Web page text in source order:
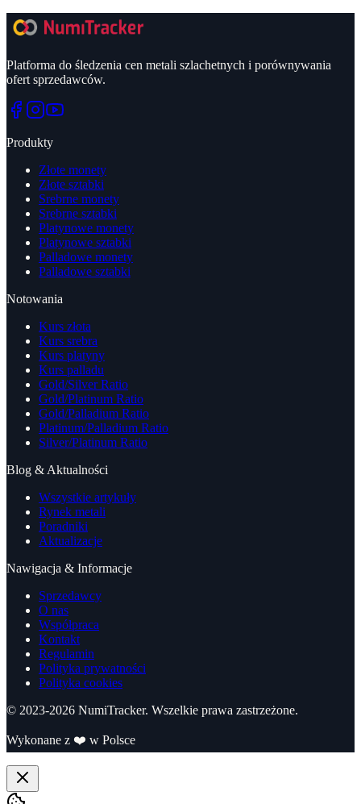
Platforma do śledzenia cen metali szlachetnych i porównywania
ofert sprzedawców.
Produkty
Złote monety
Złote sztabki
Srebrne monety
Srebrne sztabki
Platynowe monety
Platynowe sztabki
Palladowe monety
Palladowe sztabki
Notowania
Kurs złota
Kurs srebra
Kurs platyny
Kurs palladu
Gold/Silver Ratio
Gold/Platinum Ratio
Gold/Palladium Ratio
Platinum/Palladium Ratio
Silver/Platinum Ratio
Blog & Aktualności
Wszystkie artykuły
Rynek metali
Poradniki
Aktualizacje
Nawigacja & Informacje
Sprzedawcy
O nas
Współpraca
Kontakt
Regulamin
Polityka prywatności
Polityka cookies
© 2023-2026 NumiTracker. Wszelkie prawa zastrzeżone.
Wykonane z ❤️ w Polsce